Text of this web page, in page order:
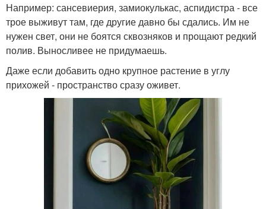
Например: сансевиерия, замиокулькас, аспидистра - все
трое выживут там, где другие давно бы сдались. Им не
нужен свет, они не боятся сквозняков и прощают редкий
полив. Выносливее не придумаешь.
Даже если добавить одно крупное растение в углу
прихожей - пространство сразу оживет.